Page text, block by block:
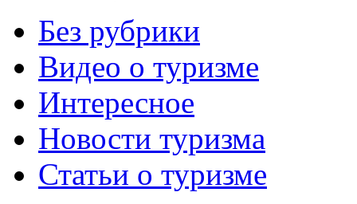
Без рубрики
Видео о туризме
Интересное
Новости туризма
Статьи о туризме